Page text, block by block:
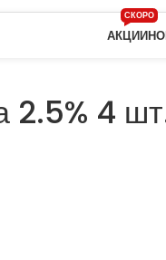
АКЦИИ
СКОРО
2.5% 4